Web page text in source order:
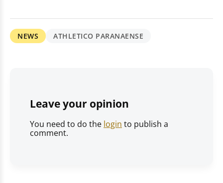
NEWS ATHLETICO PARANAENSE
Leave your opinion
You need to do the login to publish a
comment.